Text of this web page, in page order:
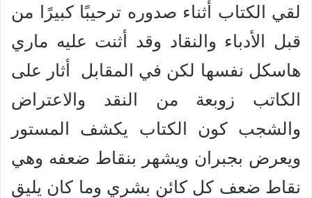
لقي الكتاب أثناء صدوره ترحيبًا كبيرًا من
قبل الأدباء والنقاد وقد أثنت عليه ماري
هاسكل نفسها لكن في المقابل أثار على
الكاتب زوبعة من النقد والاعتراض
والشجب كون الكتاب يكشف المستور
ويعرض بجبران ويشهر بنقاط ضعفه وهي
نقاط ضعف كل كائن بشري وما كان يليق